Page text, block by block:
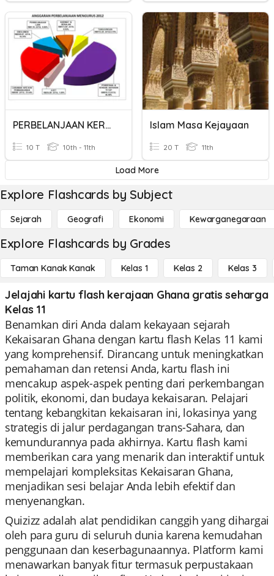
PERBELANJAAN KERAJAAN
10 T 10th - 11th
Islam Masa Kejayaan
20 T 11th
Load More
Explore Flashcards by Subject
Sejarah Geografi Ekonomi Kewarganegaraan
Explore Flashcards by Grades
Taman Kanak Kanak Kelas 1 Kelas 2 Kelas 3
Jelajahi kartu flash kerajaan Ghana gratis seharga
Kelas 11
Benamkan diri Anda dalam kekayaan sejarah
Kekaisaran Ghana dengan kartu flash Kelas 11 kami
yang komprehensif. Dirancang untuk meningkatkan
pemahaman dan retensi Anda, kartu flash ini
mencakup aspek-aspek penting dari perkembangan
politik, ekonomi, dan budaya kekaisaran. Pelajari
tentang kebangkitan kekaisaran ini, lokasinya yang
strategis di jalur perdagangan trans-Sahara, dan
kemundurannya pada akhirnya. Kartu flash kami
memberikan cara yang menarik dan interaktif untuk
mempelajari kompleksitas Kekaisaran Ghana,
menjadikan sesi belajar Anda lebih efektif dan
menyenangkan.
Quizizz adalah alat pendidikan canggih yang dihargai
oleh para guru di seluruh dunia karena kemudahan
penggunaan dan keserbagunaannya. Platform kami
menawarkan banyak fitur termasuk perpustakaan